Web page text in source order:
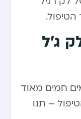
ג’ל
חמים מאוד
– תנו